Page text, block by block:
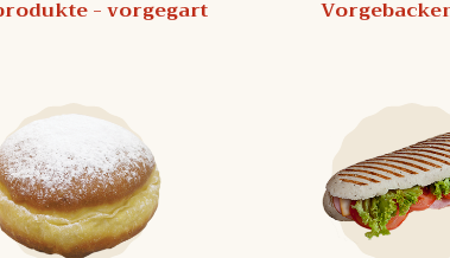
- vorgegart